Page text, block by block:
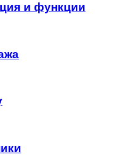
и функции